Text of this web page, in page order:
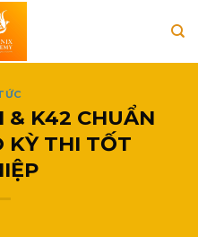
& K42 CHUẨN
KỲ THI TỐT